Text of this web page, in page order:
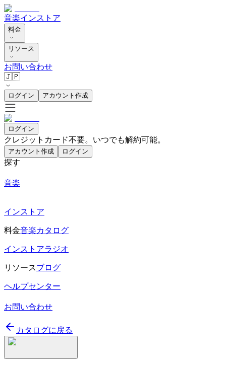
音楽インストア
料金
リソース
お問い合わせ
🇯🇵
ログイン アカウント作成
ログイン
クレジットカード不要。いつでも解約可能。
アカウント作成 ログイン
探す
音楽
インストア
料金音楽カタログ
インストアラジオ
リソースブログ
ヘルプセンター
お問い合わせ
カタログに戻る